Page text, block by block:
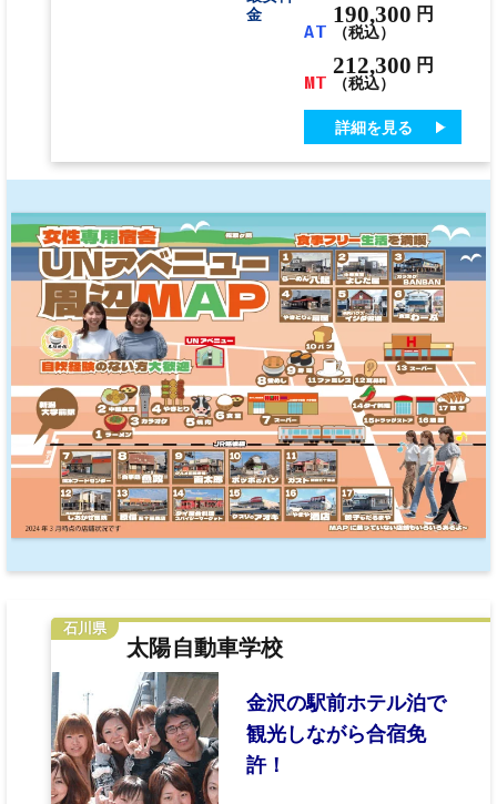
金
AT
190,300 円
（税込）
MT
212,300 円
（税込）
詳細を見る
石川県
太陽自動車学校
金沢の駅前ホテル泊で
観光しながら合宿免
許！